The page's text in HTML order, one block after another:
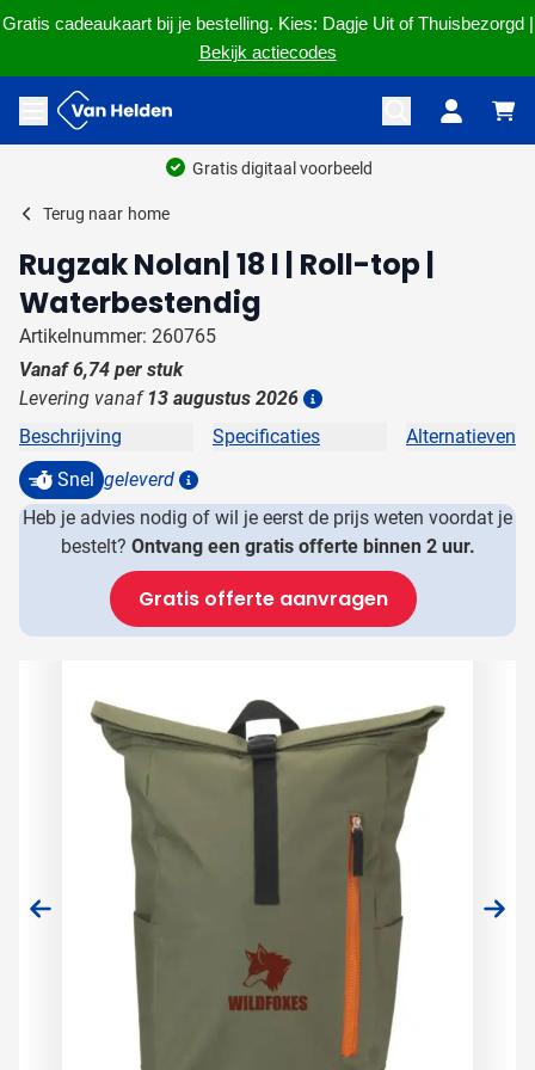
Gratis cadeaukaart bij je bestelling. Kies: Dagje Uit of Thuisbezorgd |
Bekijk actiecodes
Ga naar de inhoud
Menu openen
Gratis digitaal voorbeeld
Terug naar home
Snel
geleverd
Details
Rugzak Nolan| 18 l | Roll-top |
Waterbestendig
Artikelnummer: 260765
Vanaf6,74 per stuk
Levering vanaf 13 augustus 2026
Beschrijving Specificaties Alternatieven
Heb je advies nodig of wil je eerst de prijs weten voordat je
bestelt? Ontvang een gratis offerte binnen 2 uur.
Gratis offerte aanvragen